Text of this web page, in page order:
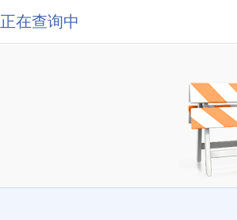
正在查询中